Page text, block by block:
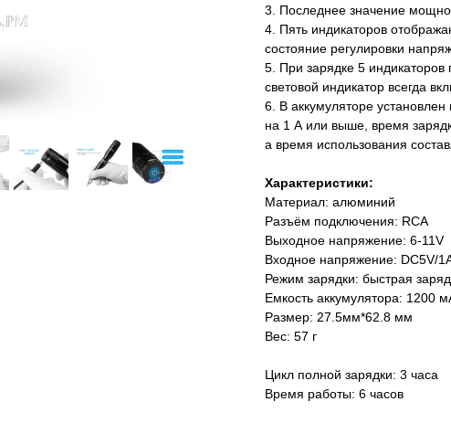
3. Последнее значение
4. Пять индикаторов
состояние регулировки
5. При зарядке 5 индикаторов
световой индикатор всегда
6. В аккумуляторе установлен
на 1 А или выше, время
а время использования
Характеристики:
Материал: алюминий
Разъём подключения: RCA
Выходное напряжение: 6-11V
Входное напряжение: DC5V/
Режим зарядки: быстрая
Емкость аккумулятора: 1200
Размер: 27.5мм*62.8 мм
Вес: 57 г
Цикл полной зарядки: 3 часа
Время работы: 6 часов